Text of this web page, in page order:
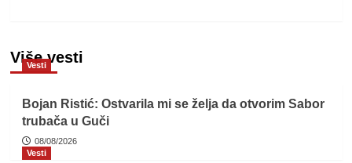
Više vesti
Vesti
Bojan Ristić: Ostvarila mi se želja da otvorim Sabor
trubača u Guči
08/08/2026
Vesti